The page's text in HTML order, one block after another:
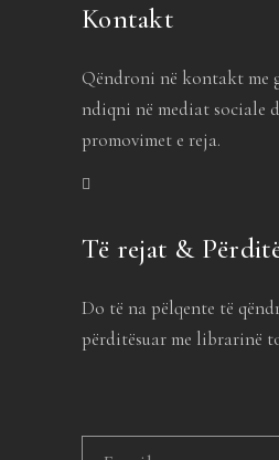
Kontakt
Qëndroni në kontakt me
ndiqni në mediat sociale
promovimet e reja.
Të rejat &
Do të na pëlqente të
përditësuar me librarinë